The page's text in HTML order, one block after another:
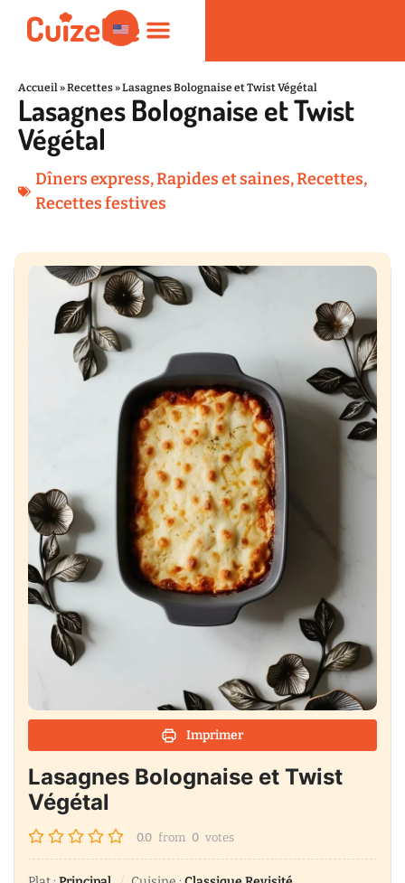
Accueil»Recettes»Lasagnes Bolognaise et Twist Végétal
Lasagnes Bolognaise et Twist
Végétal
Dîners express,Rapides et saines,Recettes,
Recettes festives
Imprimer
Lasagnes Bolognaise et Twist
Végétal
0.0 from 0 votes